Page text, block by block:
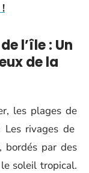
l’île : Un
de la
les plages de
Les rivages de
bordés par des
soleil tropical.